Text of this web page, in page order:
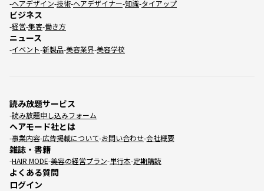
ヘアデザイン 技術 ヘアデザイナー 知識 タイアップ
ビジネス
経営 集客 働き方
ニュース
イベント 新製品 美容業界 美容学校
読み放題サービス
読み放題申し込みフォーム
ヘアモード社とは
事業内容 広告掲載について お問い合わせ 会社概要
雑誌・書籍
HAIR MODE 美容の経営プラン 単行本 定期購読
よくある質問
ログイン